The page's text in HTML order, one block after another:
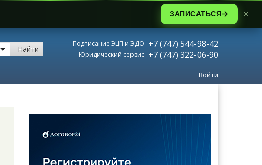
Найти
Подписание ЭЦП и ЭДО +7 (747) 544-98-42
Юридический сервис +7 (747) 322-06-90
Войти
ЗАПИСАТЬСЯ